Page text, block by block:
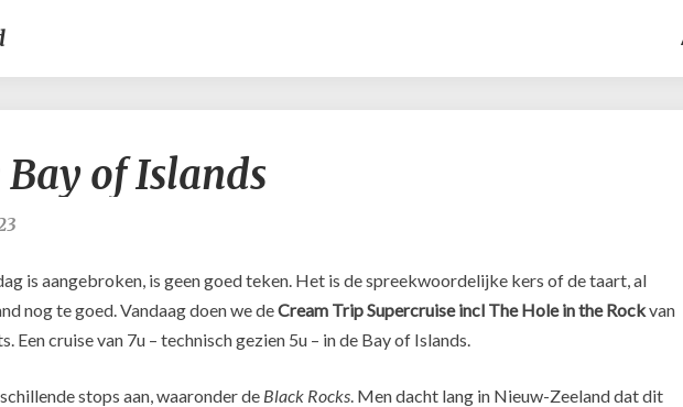
Bay of Islands
is aangebroken, is geen goed teken. Het is de spreekwoordelijke kers of de taart, al
nog te goed. Vandaag doen we deCream Trip Supercruise incl The Hole in the Rockvan
Een cruise van 7u – technisch gezien 5u – in de Bay of Islands.
stops aan, waaronder de Black Rocks. Men dacht lang in Nieuw-Zeeland dat dit